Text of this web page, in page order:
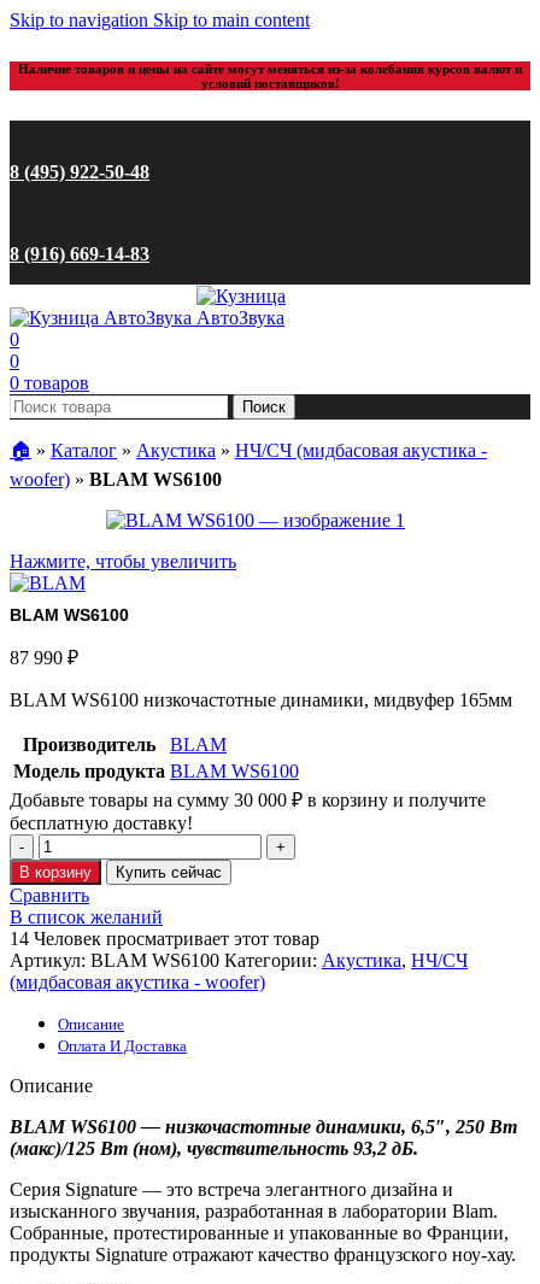
Skip to navigation Skip to main content
Наличие товаров и цены на сайте могут меняться из-за колебания курсов валют и
условий поставщиков!
8 (495) 922-50-48
8 (916) 669-14-83
0
0
0 товаров
Поиск
🏠︎ » Каталог » Акустика » НЧ/СЧ (мидбасовая акустика -
woofer) » BLAM WS6100
Нажмите, чтобы увеличить
BLAM WS6100
87 990 ₽
BLAM WS6100 низкочастотные динамики, мидвуфер 165мм
Производитель
BLAM
Модель продукта BLAM WS6100
Добавьте товары на сумму 30 000 ₽ в корзину и получите
бесплатную доставку!
В корзину Купить сейчас
Сравнить
В список желаний
14 Человек просматривает этот товар
Артикул: BLAM WS6100 Категории: Акустика, НЧ/СЧ
(мидбасовая акустика - woofer)
Описание
Оплата И Доставка
Описание
BLAM WS6100 — низкочастотные динамики, 6,5″, 250 Вт
(макс)/125 Вт (ном), чувствительность 93,2 дБ.
Серия Signature — это встреча элегантного дизайна и
изысканного звучания, разработанная в лаборатории Blam.
Собранные, протестированные и упакованные во Франции,
продукты Signature отражают качество французского ноу-хау.